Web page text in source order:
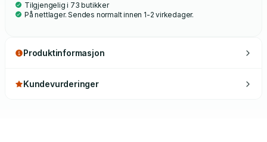
Tilgjengelig i 73 butikker
På nettlager. Sendes normalt innen 1-2 virkedager.
Produktinformasjon
Kundevurderinger